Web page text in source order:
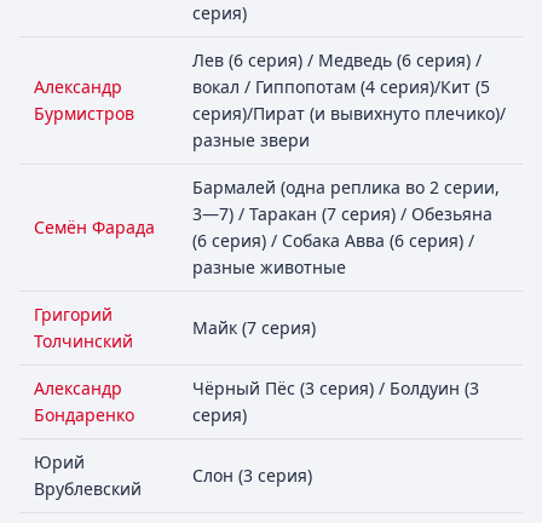
серия)
Александр
Бурмистров
Лев (6 серия) / Медведь (6 серия) /
вокал / Гиппопотам (4 серия)/Кит (5
серия)/Пират (и вывихнуто плечико)/
разные звери
Семён Фарада
Бармалей (одна реплика во 2 серии,
3—7) / Таракан (7 серия) / Обезьяна
(6 серия) / Собака Авва (6 серия) /
разные животные
Григорий
Толчинский
Майк (7 серия)
Александр
Бондаренко
Чёрный Пёс (3 серия) / Болдуин (3
серия)
Юрий
Врублевский
Слон (3 серия)